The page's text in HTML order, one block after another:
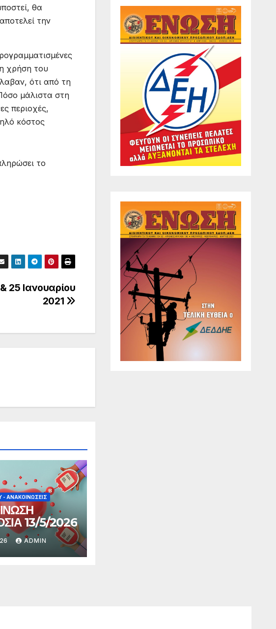
θα
την
χρήση του
ότι από τη
μάλιστα στη
περιοχές,
κόστος
το
25 Ιανουαρίου
2021
- ΑΝΑΚΟΙΝΏΣΕΙΣ
13/5/2026
ADMIN